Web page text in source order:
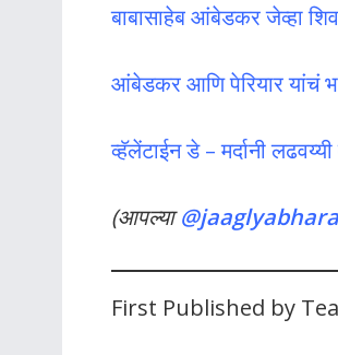
बाबासाहेब आंबेडकर जेव्हा
आंबेडकर आणि पेरियार यांचं
व्हॅलेंटाईन डे – मर्दानी
(आपल्या
First Published by